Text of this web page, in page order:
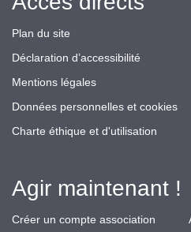
Plan du site
Déclaration d’accessibilité
Mentions légales
Données personnelles et cookies
Charte éthique et d'utilisation
Agir maintenant !
Créer un compte association